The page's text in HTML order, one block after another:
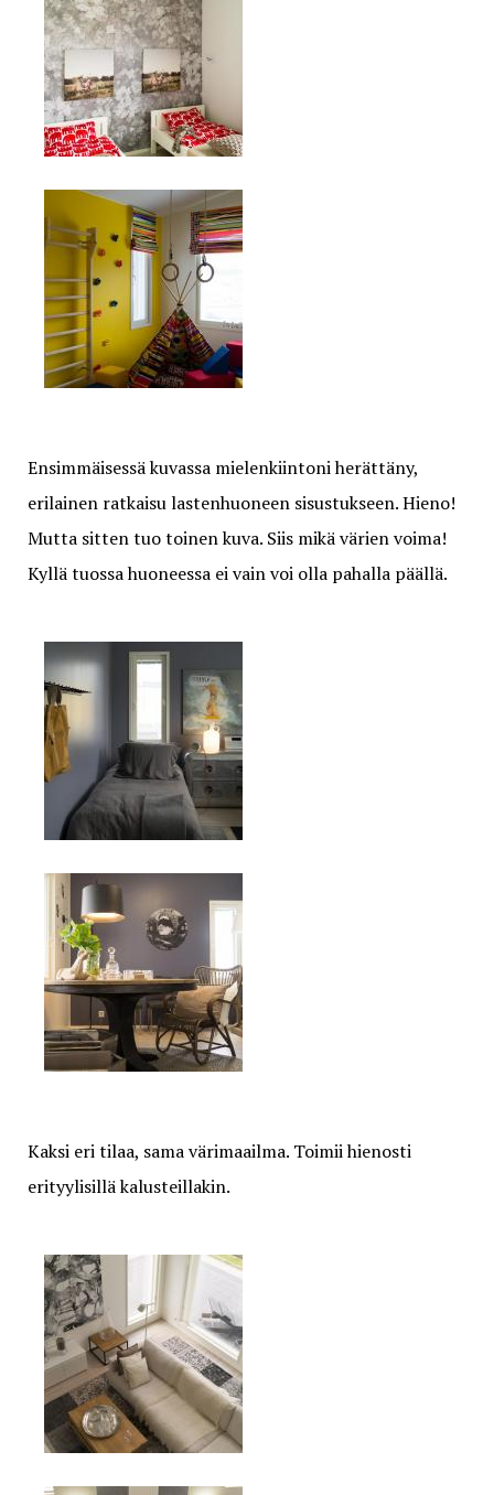
Ensimmäisessä kuvassa mielenkiintoni herättäny,
erilainen ratkaisu lastenhuoneen sisustukseen. Hieno!
Mutta sitten tuo toinen kuva. Siis mikä värien voima!
Kyllä tuossa huoneessa ei vain voi olla pahalla päällä.
Kaksi eri tilaa, sama värimaailma. Toimii hienosti
erityylisillä kalusteillakin.